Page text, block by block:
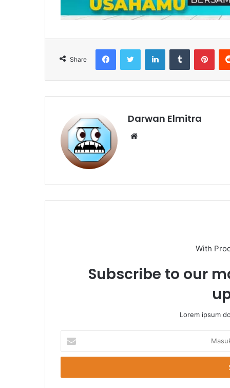
Share
FacebookTwitter LinkedInTumblr
Darwan Elmitra
Website
With
Subscribe to our
Lorem ipsum
Email
Anda